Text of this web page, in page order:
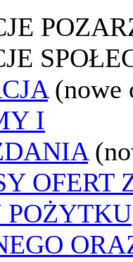
(nowe
I
OFERT
POŻYTKU